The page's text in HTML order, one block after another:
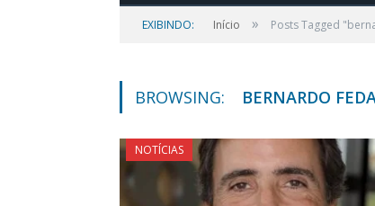
EXIBINDO: Início » Posts Tagged
BROWSING: BERNARDO
NOTÍCIAS